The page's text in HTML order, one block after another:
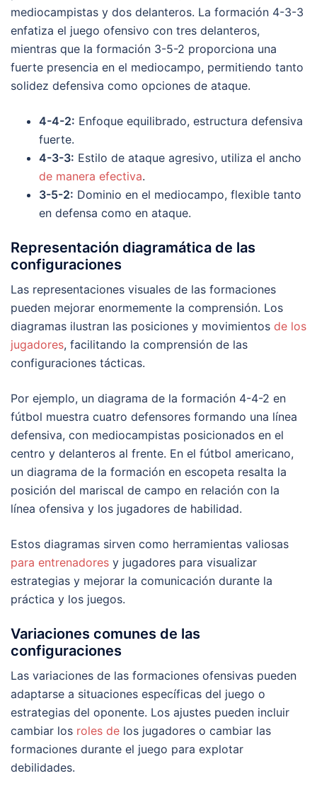
mediocampistas y dos delanteros. La formación 4-3-3
enfatiza el juego ofensivo con tres delanteros,
mientras que la formación 3-5-2 proporciona una
fuerte presencia en el mediocampo, permitiendo tanto
solidez defensiva como opciones de ataque.
4-4-2: Enfoque equilibrado, estructura defensiva
fuerte.
4-3-3: Estilo de ataque agresivo, utiliza el ancho
de manera efectiva.
3-5-2: Dominio en el mediocampo, flexible tanto
en defensa como en ataque.
Representación diagramática de las
configuraciones
Las representaciones visuales de las formaciones
pueden mejorar enormemente la comprensión. Los
diagramas ilustran las posiciones y movimientos de los
jugadores, facilitando la comprensión de las
configuraciones tácticas.
Por ejemplo, un diagrama de la formación 4-4-2 en
fútbol muestra cuatro defensores formando una línea
defensiva, con mediocampistas posicionados en el
centro y delanteros al frente. En el fútbol americano,
un diagrama de la formación en escopeta resalta la
posición del mariscal de campo en relación con la
línea ofensiva y los jugadores de habilidad.
Estos diagramas sirven como herramientas valiosas
para entrenadores y jugadores para visualizar
estrategias y mejorar la comunicación durante la
práctica y los juegos.
Variaciones comunes de las
configuraciones
Las variaciones de las formaciones ofensivas pueden
adaptarse a situaciones específicas del juego o
estrategias del oponente. Los ajustes pueden incluir
cambiar los roles de los jugadores o cambiar las
formaciones durante el juego para explotar
debilidades.